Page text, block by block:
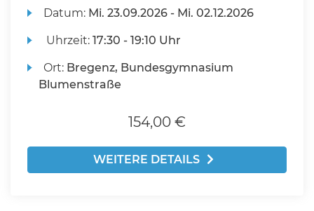
Datum: Mi. 23.09.2026 - Mi. 02.12.2026
Uhrzeit:17:30 - 19:10 Uhr
Ort: Bregenz, Bundesgymnasium
Blumenstraße
154,00 €
WEITERE DETAILS